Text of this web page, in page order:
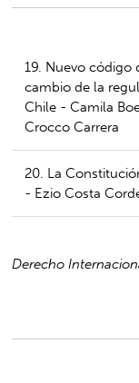
19. Nuevo código
cambio de la
Chile - Camila
Crocco Carrera
20. La
- Ezio Costa
Derecho